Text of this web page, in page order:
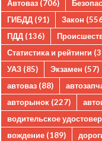
Автоваз (706)
ГИБДД (91) Закон
ПДД (136)
Статистика и рейтинги
УАЗ (85) Экзамен (57)
автоваз (88)
авторынок (227)
водительское
вождение (189)